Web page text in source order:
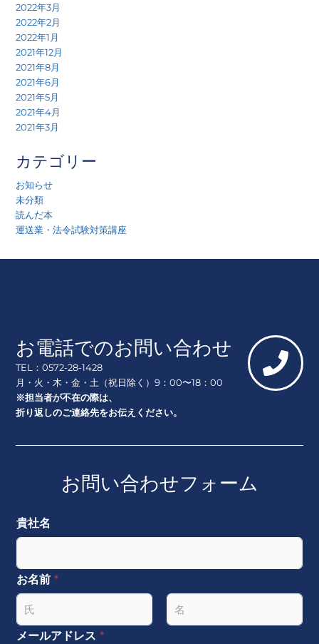
2022年3月
2022年2月
2022年1月
2021年12月
2021年8月
2021年6月
2021年5月
2021年4月
2021年3月
カテゴリー
お知らせ
未分類
読んだ本
運送業・法令試験対策講座
お電話でのお問い合わせ
TEL：0572-28-1428
月・火・木・金・土（祝日除く）9：00〜18：00
※担当者が不在の際は、
折り返しのご連絡先をお伝えください。
お問い合わせフォーム
貴社名
お名前*
名
メールアドレス*